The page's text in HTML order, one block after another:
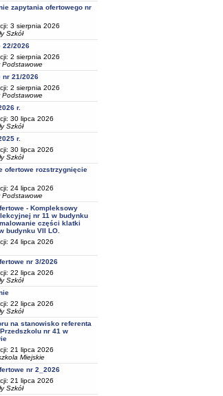
zapytania ofertowego nr
3 sierpnia 2026
Szkół
22/2026
2 sierpnia 2026
Podstawowe
nr 21/2026
2 sierpnia 2026
Podstawowe
r.
30 lipca 2026
Szkół
r.
30 lipca 2026
Szkół
ofertowe rozstrzygnięcie
24 lipca 2026
Podstawowe
- Kompleksowy
nr 11 w budynku
części klatki
budynku VII LO.
24 lipca 2026
nr 3/2026
22 lipca 2026
Szkół
22 lipca 2026
Szkół
na stanowisko referenta
nr 41 w
21 lipca 2026
Miejskie
nr 2_2026
21 lipca 2026
Szkół